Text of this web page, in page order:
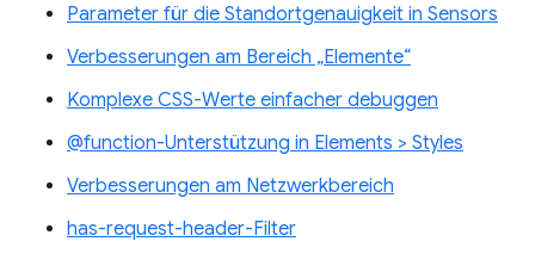
Parameter für die Standortgenauigkeit in Sensors
Verbesserungen am Bereich „Elemente“
Komplexe CSS-Werte einfacher debuggen
@function-Unterstützung in Elements > Styles
Verbesserungen am Netzwerkbereich
has-request-header-Filter